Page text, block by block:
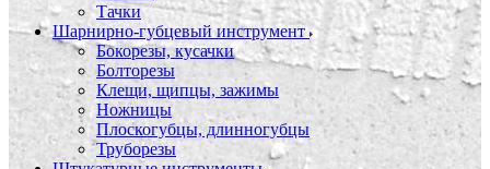
Тачки
Шарнирно-губцевый инструмент
Бокорезы, кусачки
Болторезы
Клещи, щипцы, зажимы
Ножницы
Плоскогубцы, длинногубцы
Труборезы